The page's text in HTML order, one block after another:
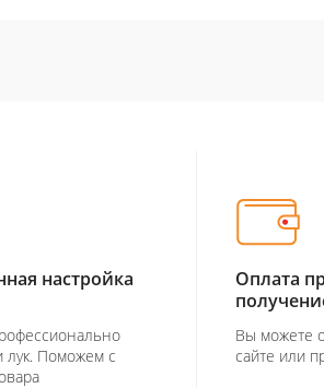
настройка
лук. Поможем с
Оплата
Вы можете
сайте или